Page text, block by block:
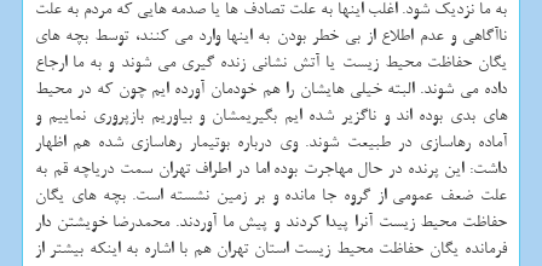
به ما نزدیك شود. اغلب اینها به علت تصادف ها یا صدمه هایی كه مردم به علت
ناآگاهی و عدم اطلاع از بی خطر بودن به اینها وارد می كنند، توسط بچه های
یگان حفاظت محیط زیست یا آتش نشانی زنده گیری می شوند و به ما ارجاع
داده می شوند. البته خیلی هایشان را هم خودمان آورده ایم چون كه در محیط
های بدی بوده اند و ناگزیر شده ایم بگیریمشان و بیاوریم بازپروری نماییم و
آماده رهاسازی در طبیعت شوند. وی درباره بوتیمار رهاسازی شده هم اظهار
داشت: این پرنده در حال مهاجرت بوده اما در اطراف تهران سمت دریاچه قم به
علت ضعف عمومی از گروه جا مانده و بر زمین نشسته است. بچه های یگان
حفاظت محیط زیست آنرا پیدا كردند و پیش ما آوردند. محمدرضا خویشتن دار
فرمانده یگان حفاظت محیط زیست استان تهران هم با اشاره به اینكه بیشتر از